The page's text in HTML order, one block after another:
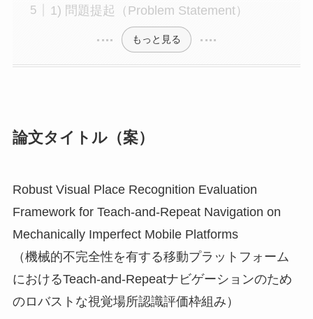
1) 問題提起（Problem Statement）
もっと見る
論文タイトル（案）
Robust Visual Place Recognition Evaluation
Framework for Teach-and-Repeat Navigation on
Mechanically Imperfect Mobile Platforms
（機械的不完全性を有する移動プラットフォーム
におけるTeach-and-Repeatナビゲーションのため
のロバストな視覚場所認識評価枠組み）